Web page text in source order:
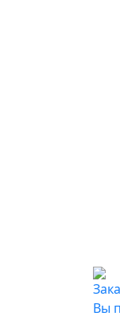
Вы